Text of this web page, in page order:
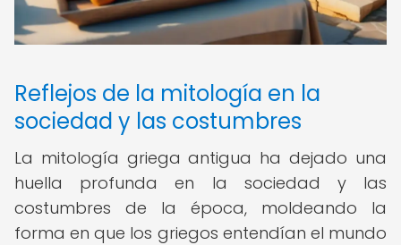
Reflejos de la mitología en la
sociedad y las costumbres
La mitología griega antigua ha dejado una
huella profunda en la sociedad y las
costumbres de la época, moldeando la
forma en que los griegos entendían el mundo